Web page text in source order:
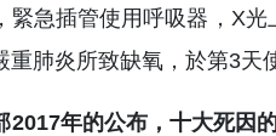
緊急插管使用呼吸器，X
重肺炎所致缺氧，於第3天
2017年的公布，十大死因